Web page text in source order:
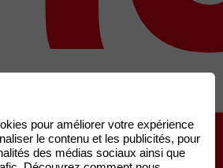
pour améliorer votre expérience
le contenu et les publicités, pour
des médias sociaux ainsi que